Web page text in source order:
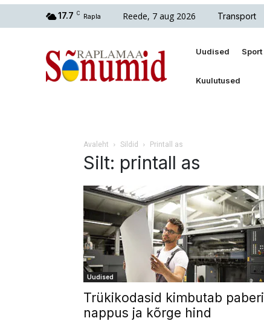
17.7 C Rapla Reede, 7 aug 2026 Transport
Uudised Sport
Kuulutused
Avaleht Sildid Printall as
Silt: printall as
Uudised
Trükikodasid kimbutab paberi
nappus ja kõrge hind